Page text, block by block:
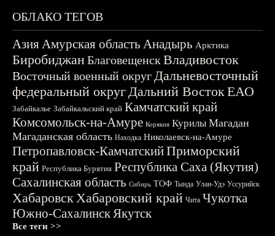
ОБЛАКО ТЕГОВ
АзияАмурская область Анадырь Арктика
БиробиджанБлаговещенскВладивосток
Восточный военный округДальневосточный
федеральный округДальний ВостокЕАО
Забайкалье Забайкальский край Камчатский край
Комсомольск-на-Амуре Корякия Курилы Магадан
Магаданская область Находка Николаевск-на-Амуре
Петропавловск-КамчатскийПриморский
край Республика Бурятия Республика Саха (Якутия)
Сахалинская область Сибирь ТОФ Тында Улан-Удэ Уссурийск
ХабаровскХабаровский край Чита Чукотка
Южно-СахалинскЯкутск
Все теги >>